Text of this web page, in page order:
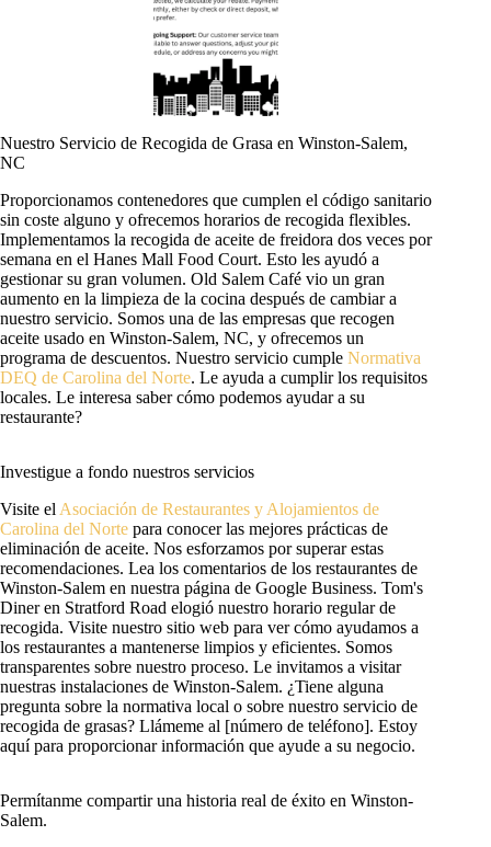
Nuestro Servicio de Recogida de Grasa en Winston-Salem,
NC
Proporcionamos contenedores que cumplen el código sanitario
sin coste alguno y ofrecemos horarios de recogida flexibles.
Implementamos la recogida de aceite de freidora dos veces por
semana en el Hanes Mall Food Court. Esto les ayudó a
gestionar su gran volumen. Old Salem Café vio un gran
aumento en la limpieza de la cocina después de cambiar a
nuestro servicio. Somos una de las empresas que recogen
aceite usado en Winston-Salem, NC, y ofrecemos un
programa de descuentos. Nuestro servicio cumple Normativa
DEQ de Carolina del Norte. Le ayuda a cumplir los requisitos
locales. Le interesa saber cómo podemos ayudar a su
restaurante?
Investigue a fondo nuestros servicios
Visite el Asociación de Restaurantes y Alojamientos de
Carolina del Norte para conocer las mejores prácticas de
eliminación de aceite. Nos esforzamos por superar estas
recomendaciones. Lea los comentarios de los restaurantes de
Winston-Salem en nuestra página de Google Business. Tom's
Diner en Stratford Road elogió nuestro horario regular de
recogida. Visite nuestro sitio web para ver cómo ayudamos a
los restaurantes a mantenerse limpios y eficientes. Somos
transparentes sobre nuestro proceso. Le invitamos a visitar
nuestras instalaciones de Winston-Salem. ¿Tiene alguna
pregunta sobre la normativa local o sobre nuestro servicio de
recogida de grasas? Llámeme al [número de teléfono]. Estoy
aquí para proporcionar información que ayude a su negocio.
Permítanme compartir una historia real de éxito en Winston-
Salem.